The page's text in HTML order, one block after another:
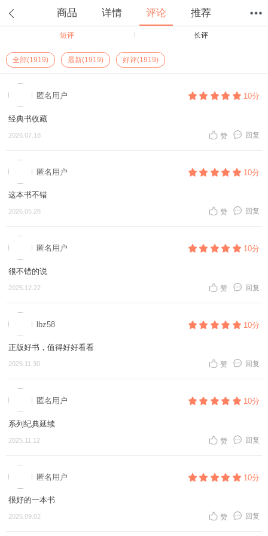
商品 详情 评论 推荐
短评 长评
全部(1919) 最新(1919) 好评(1919)
匿名用户 10分
经典书收藏
2026.07.18 回复
赞
匿名用户 10分
这本书不错
2026.05.28 回复
赞
匿名用户 10分
很不错的说
2025.12.22 回复
赞
lbz58 10分
正版好书，值得好好看看
2025.11.30 回复
赞
匿名用户 10分
系列纪典延续
2025.11.12 回复
赞
匿名用户 10分
很好的一本书
2025.09.02 回复
赞